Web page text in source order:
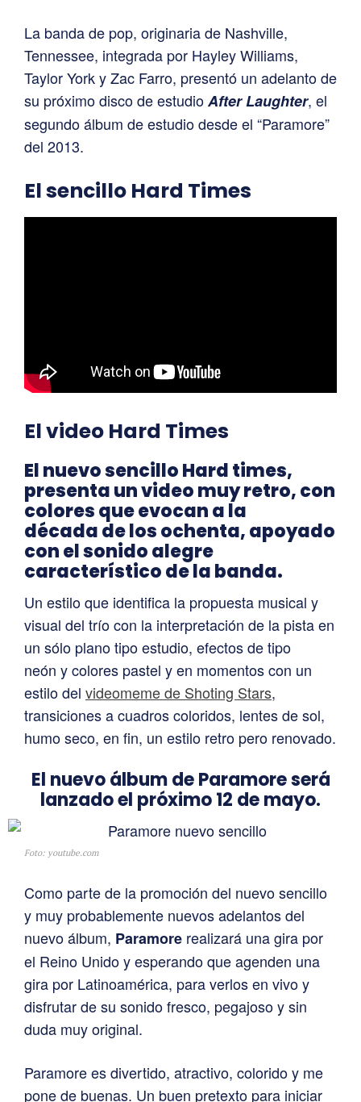
La banda de pop, originaria de Nashville,
Tennessee, integrada por Hayley Williams,
Taylor York y Zac Farro, presentó un adelanto de
su próximo disco de estudioAfter Laughter, el
segundo álbum de estudio desde el “Paramore”
del 2013.
El sencillo Hard Times
El video Hard Times
El nuevo sencillo Hard times,
presenta un video muy retro, con
colores que evocan a la
década de los ochenta, apoyado
con el sonido alegre
característico de la banda.
Un estilo que identifica la propuesta musical y
visual del trío con la interpretación de la pista en
un sólo plano tipo estudio, efectos de tipo
neón y colores pastel y en momentos con un
estilo del videomeme de Shoting Stars,
transiciones a cuadros coloridos, lentes de sol,
humo seco, en fin, un estilo retro pero renovado.
El nuevo álbum de Paramore será
lanzado el próximo 12 de mayo.
Foto: youtube.com
Como parte de la promoción del nuevo sencillo
y muy probablemente nuevos adelantos del
nuevo álbum, Paramore realizará una gira por
el Reino Unido y esperando que agenden una
gira por Latinoamérica, para verlos en vivo y
disfrutar de su sonido fresco, pegajoso y sin
duda muy original.
Paramore es divertido, atractivo, colorido y me
pone de buenas. Un buen pretexto para iniciar